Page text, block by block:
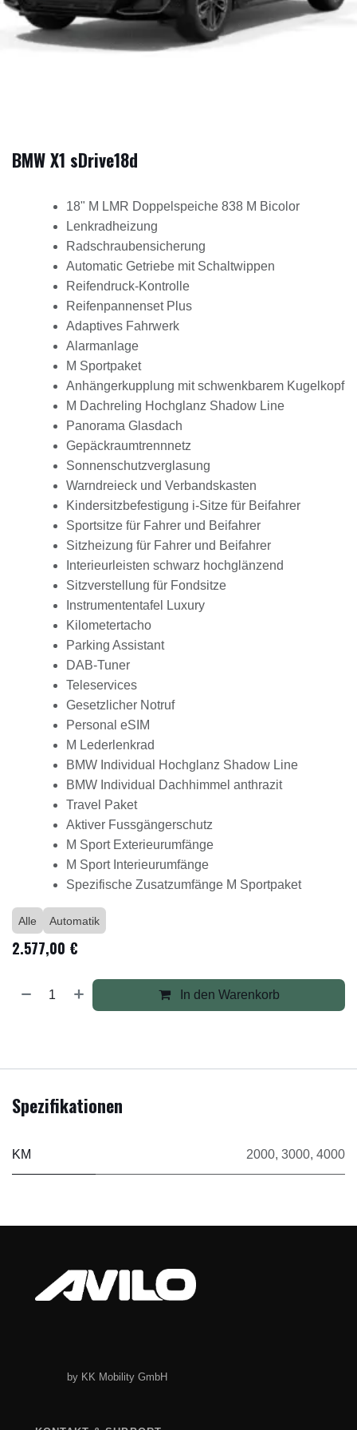
BMW X1 sDrive18d
18" M LMR Doppelspeiche 838 M Bicolor
Lenkradheizung
Radschraubensicherung
Automatic Getriebe mit Schaltwippen
Reifendruck-Kontrolle
Reifenpannenset Plus
Adaptives Fahrwerk
Alarmanlage
M Sportpaket
Anhängerkupplung mit schwenkbarem Kugelkopf
M Dachreling Hochglanz Shadow Line
Panorama Glasdach
Gepäckraumtrennnetz
Sonnenschutzverglasung
Warndreieck und Verbandskasten
Kindersitzbefestigung i-Sitze für Beifahrer
Sportsitze für Fahrer und Beifahrer
Sitzheizung für Fahrer und Beifahrer
Interieurleisten schwarz hochglänzend
Sitzverstellung für Fondsitze
Instrumententafel Luxury
Kilometertacho
Parking Assistant
DAB-Tuner
Teleservices
Gesetzlicher Notruf
Personal eSIM
M Lederlenkrad
BMW Individual Hochglanz Shadow Line
BMW Individual Dachhimmel anthrazit
Travel Paket
Aktiver Fussgängerschutz
M Sport Exterieurumfänge
M Sport Interieurumfänge
Spezifische Zusatzumfänge M Sportpaket
Alle Automatik
2.577,00 €
In den Warenkorb
Spezifikationen
KM 2000, 3000, 4000
by KK Mobility GmbH